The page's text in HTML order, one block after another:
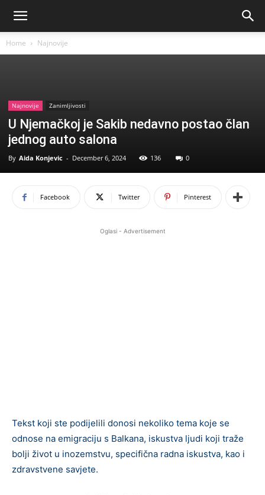
Home Najnovije
Najnovije Zanimljivosti
U Njemačkoj je Sakib nedavno postao član
jednog auto salona
By Aida Konjevic - December 6, 2024 136 0
Facebook Twitter Pinterest
Oglasi - Advertisement
Tekst koji ste podijelili donosi nekoliko tema koje se
odnose na emigraciju s Balkana, iskustva ljudi koji traže
bolji život u inozemstvu, specifična radna iskustva, kao i
zdravstvene savjete.